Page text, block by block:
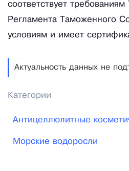
соответствует требованиям
Регламента Таможенного
условиям и имеет
Актуальность данных не
Категории
Антицеллюлитные
Морские водоросли